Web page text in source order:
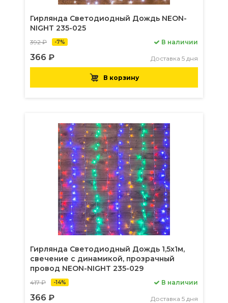
Гирлянда Светодиодный Дождь NEON-
NIGHT 235-025
392 ₽ -7%
366 ₽
В наличии
Доставка 5 дня
В корзину
Гирлянда Светодиодный Дождь 1,5х1м,
свечение с динамикой, прозрачный
провод NEON-NIGHT 235-029
417 ₽ -14%
366 ₽
В наличии
Доставка 5 дня